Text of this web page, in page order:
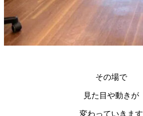
その場で
見た目や動きが
変わっていきます